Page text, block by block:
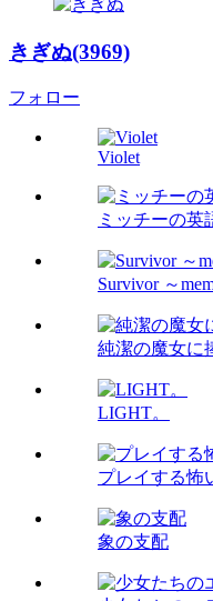
きぎぬ(3969)
フォロー
Violet
ミッチーの英
Survivor ～
純潔の魔女に
LIGHT。
プレイする怖
象の支配